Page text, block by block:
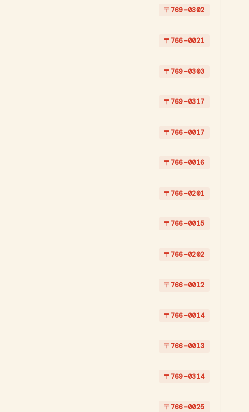
〒769-0302
〒766-0021
〒769-0303
〒769-0317
〒766-0017
〒766-0016
〒766-0201
〒766-0015
〒766-0202
〒766-0012
〒766-0014
〒766-0013
〒769-0314
〒766-0025